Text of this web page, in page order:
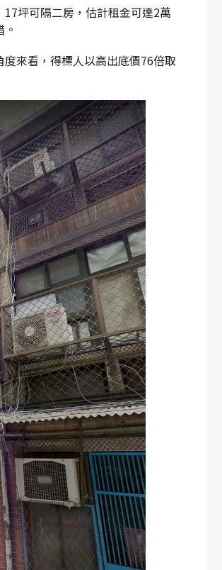
坪可隔二房，估計租金可達2萬
來看，得標人以高出底價76倍取